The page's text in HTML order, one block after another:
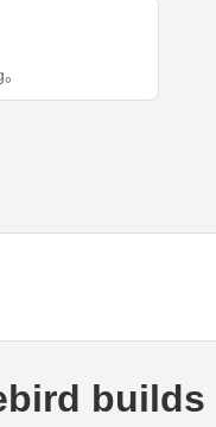
builds